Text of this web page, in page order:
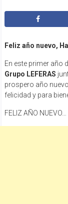
Feliz año nuevo,
En este primer año
Grupo LEFERAS
prospero año
felicidad y para
FELIZ AÑO